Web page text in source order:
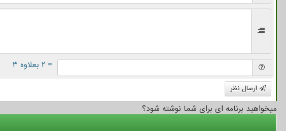
= ۲ بعلاوه ۳
ارسال نظر
میخواهید برنامه ای برای شما نوشته شود؟